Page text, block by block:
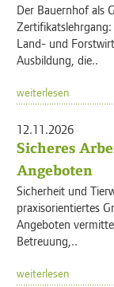
Der Bauernhof als
Land- und
Ausbildung, die..
weiterlesen
12.11.2026
Sicheres
Angeboten
Sicherheit und
praxisorientiertes
Angeboten
Betreuung,..
weiterlesen